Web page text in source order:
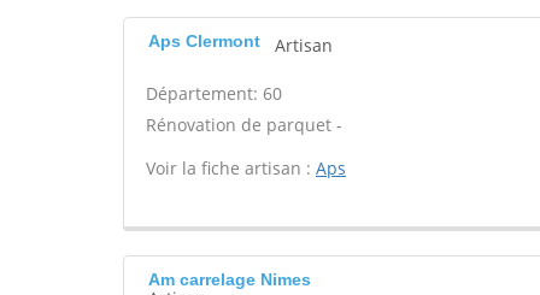
Aps Clermont Artisan
Département: 60
Rénovation de parquet -
Voir la fiche artisan : Aps
Am carrelage Nimes